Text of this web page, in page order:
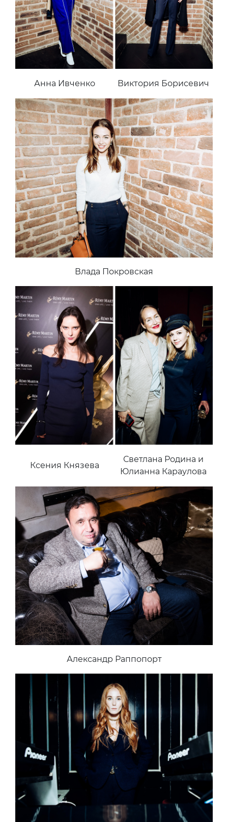
Анна Ивченко Виктория Борисевич
Влада Покровская
Ксения Князева
Светлана Родина и
Юлианна Караулова
Александр Раппопорт